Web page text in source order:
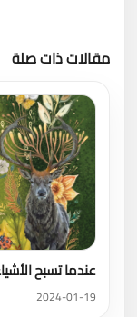
مقالات ذات صلة
عندما تسبح
2024-01-19